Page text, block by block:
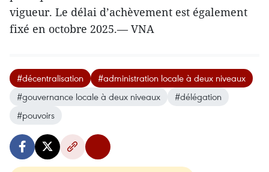
vigueur. Le délai d’achèvement est également
fixé en octobre 2025.— VNA
#décentralisation
#administration locale à deux niveaux
#gouvernance locale à deux niveaux
#délégation
#pouvoirs